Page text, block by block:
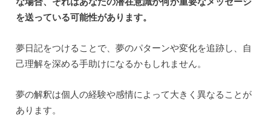
を送っている可能性があります。
夢日記をつけることで、夢のパターンや変化を追跡し、自
己理解を深める手助けになるかもしれません。
夢の解釈は個人の経験や感情によって大きく異なることが
あります。